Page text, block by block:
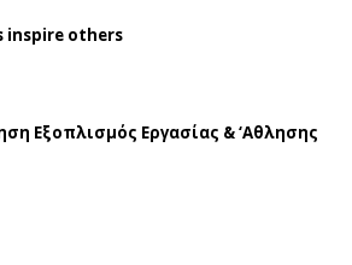
inspire others
Εξοπλισμός Εργασίας & ‘Aθλησης